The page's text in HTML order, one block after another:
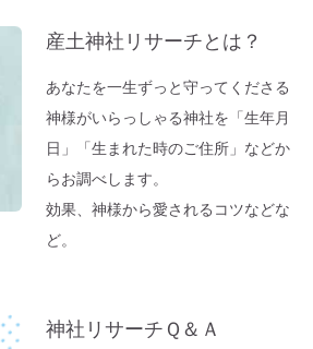
は、日本が世界の中心になる
ル療法：症例】ギックリ腰＆1週
いていた便秘が解消→毎日お通
てる♪」水谷千重子ショーに行
♪
度「ガイアの法則」～ご神気た
痛くなる理由
産土神社リサーチとは？
あなたを一生ずっと守ってくださる
神様がいらっしゃる神社を「生年月
日」「生まれた時のご住所」などか
らお調べします。
効果、神様から愛されるコツなどな
ど。
神社リサーチＱ＆Ａ